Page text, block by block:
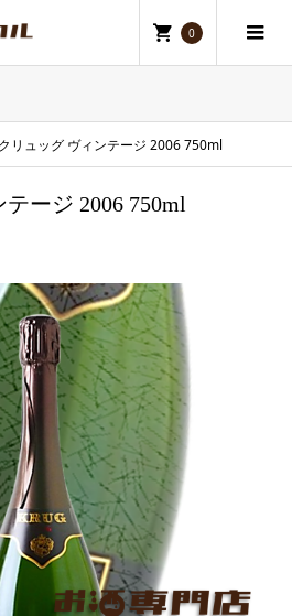
0
クリュッグ ヴィンテージ 2006 750ml
ージ 2006 750ml